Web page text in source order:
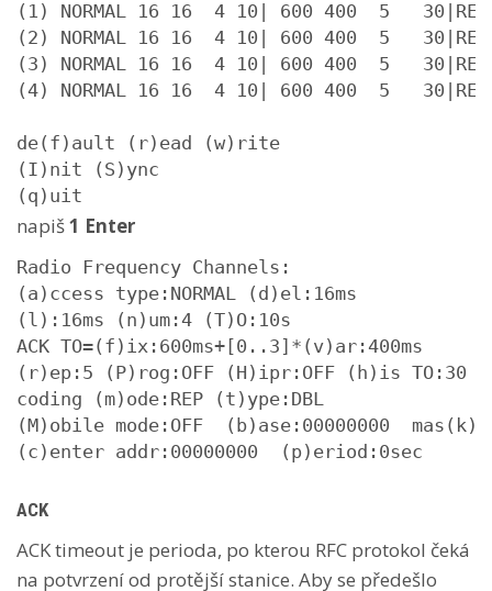
(1) NORMAL 16 16  4 10| 600 400  5   30|REP
(2) NORMAL 16 16  4 10| 600 400  5   30|REP
(3) NORMAL 16 16  4 10| 600 400  5   30|REP
(4) NORMAL 16 16  4 10| 600 400  5   30|REP
de(f)ault (r)ead (w)rite
(I)nit (S)ync
(q)uit
napiš1 Enter
Radio Frequency Channels:
(a)ccess type:NORMAL (d)el:16ms
(l):16ms (n)um:4 (T)O:10s
ACK TO=(f)ix:600ms+[0..3]*(v)ar:400ms
(r)ep:5 (P)rog:OFF (H)ipr:OFF (h)is TO:30
coding (m)ode:REP (t)ype:DBL
(M)obile mode:OFF  (b)ase:00000000
(c)enter addr:00000000  (p)eriod:0sec
ACK
ACK timeout je perioda, po kterou RFC protokol čeká
na potvrzení od protější stanice. Aby se předešlo